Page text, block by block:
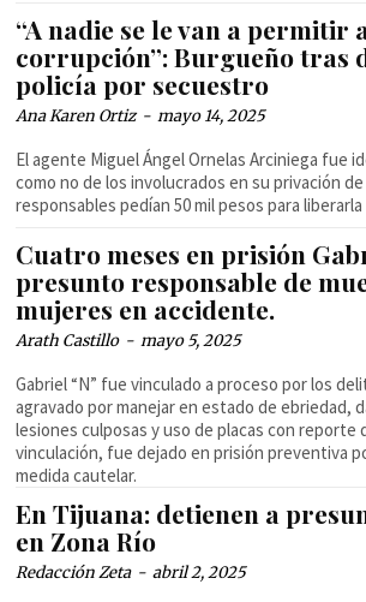
“A nadie se le van a permitir
corrupción”: Burgueño tras
policía por secuestro
Ana Karen Ortiz - mayo 14, 2025
El agente Miguel Ángel Ornelas Arciniega fue
como no de los involucrados en su privación
responsables pedían 50 mil pesos para liberarla
Cuatro meses en prisión
presunto responsable de
mujeres en accidente.
Arath Castillo - mayo 5, 2025
Gabriel “N” fue vinculado a proceso por los
agravado por manejar en estado de ebriedad,
lesiones culposas y uso de placas con reporte
vinculación, fue dejado en prisión preventiva
medida cautelar.
En Tijuana: detienen a
en Zona Río
Redacción Zeta - abril 2, 2025